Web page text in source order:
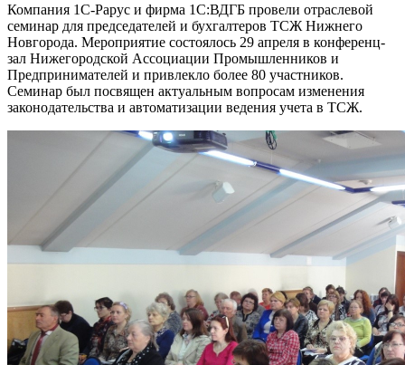
Компания 1С-Рарус и фирма 1С:ВДГБ провели отраслевой
семинар для председателей и бухгалтеров ТСЖ Нижнего
Новгорода. Мероприятие состоялось 29 апреля в конференц-
зал Нижегородской Ассоциации Промышленников и
Предпринимателей и привлекло более 80 участников.
Семинар был посвящен актуальным вопросам изменения
законодательства и автоматизации ведения учета в ТСЖ.